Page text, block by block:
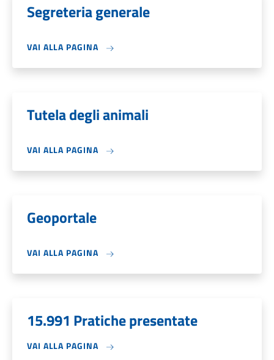
Segreteria generale
VAI ALLA PAGINA
Tutela degli animali
VAI ALLA PAGINA
Geoportale
VAI ALLA PAGINA
15.991 Pratiche presentate
VAI ALLA PAGINA